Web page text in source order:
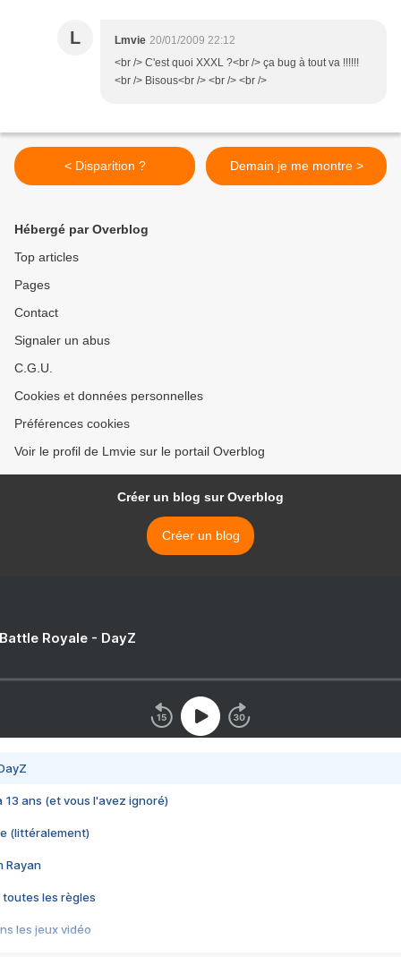
L Lmvie 20/01/2009 22:12
<br /> C'est quoi XXXL ?<br /> ça bug à tout va !!!!!!
<br /> Bisous<br /> <br /> <br />
< Disparition ? Demain je me montre >
Hébergé par Overblog
Top articles
Pages
Contact
Signaler un abus
C.G.U.
Cookies et données personnelles
Préférences cookies
Voir le profil de Lmvie sur le portail Overblog
Créer un blog sur Overblog
Créer un blog
Royale - DayZ
13 ans (et vous l'avez ignoré)
(littéralement)
Rayan
toutes les règles
les jeux vidéo